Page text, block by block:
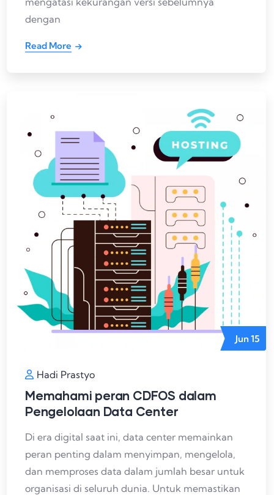
dengan
Read More
Jun15
Hadi Prastyo
Memahami peran CDFOS dalam
Pengelolaan Data Center
Di era digital saat ini, data center memainkan
peran penting dalam menyimpan, mengelola,
dan memproses data dalam jumlah besar untuk
organisasi di seluruh dunia. Untuk memastikan